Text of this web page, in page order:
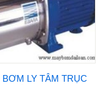
BƠM LY TÂM TRỤC